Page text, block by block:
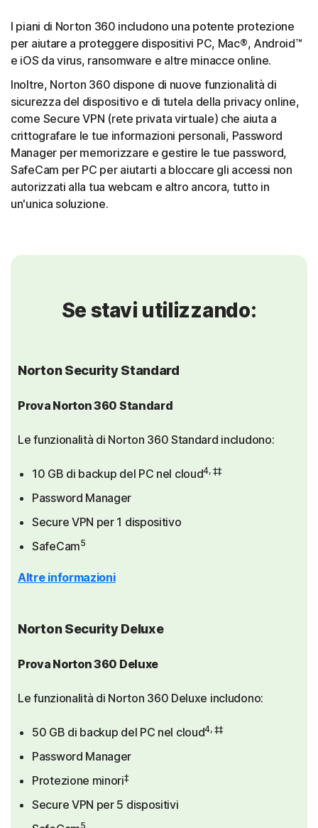
I piani di Norton 360 includono una potente protezione
per aiutare a proteggere dispositivi PC, Mac®, Android™
e iOS da virus, ransomware e altre minacce online.
Inoltre, Norton 360 dispone di nuove funzionalità di
sicurezza del dispositivo e di tutela della privacy online,
come Secure VPN (rete privata virtuale) che aiuta a
crittografare le tue informazioni personali, Password
Manager per memorizzare e gestire le tue password,
SafeCam per PC per aiutarti a bloccare gli accessi non
autorizzati alla tua webcam e altro ancora, tutto in
un'unica soluzione.
Se stavi utilizzando:
Norton Security Standard
Prova Norton 360 Standard
Le funzionalità di Norton 360 Standard includono:
10 GB di backup del PC nel cloud4, ‡‡
Password Manager
Secure VPN per 1 dispositivo
SafeCam5
Altre informazioni
Norton Security Deluxe
Prova Norton 360 Deluxe
Le funzionalità di Norton 360 Deluxe includono:
50 GB di backup del PC nel cloud4, ‡‡
Password Manager
Protezione minori‡
Secure VPN per 5 dispositivi
5